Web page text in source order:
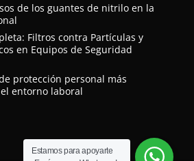
de los guantes de nitrilo en la
Filtros contra Partículas y
en Equipos de Seguridad
protección personal más
entorno laboral
Estamos para apoyarte